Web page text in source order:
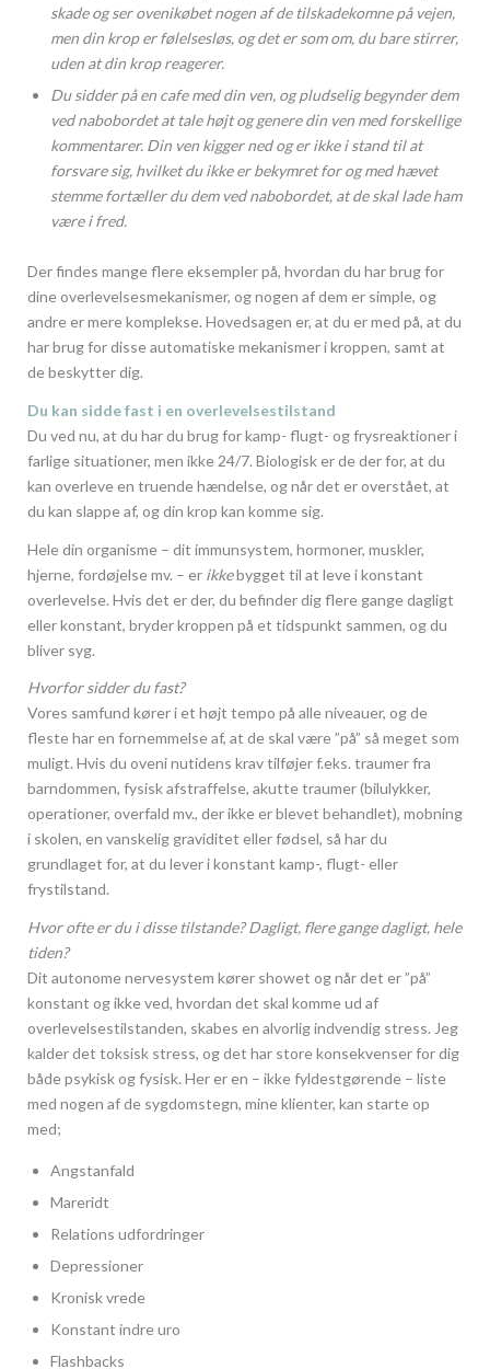
skade og ser ovenikøbet nogen af de tilskadekomne på vejen,
men din krop er følelsesløs, og det er som om, du bare stirrer,
uden at din krop reagerer.
Du sidder på en cafe med din ven, og pludselig begynder dem
ved nabobordet at tale højt og genere din ven med forskellige
kommentarer. Din ven kigger ned og er ikke i stand til at
forsvare sig, hvilket du ikke er bekymret for og med hævet
stemme fortæller du dem ved nabobordet, at de skal lade ham
være i fred.
Der findes mange flere eksempler på, hvordan du har brug for
dine overlevelsesmekanismer, og nogen af dem er simple, og
andre er mere komplekse. Hovedsagen er, at du er med på, at du
har brug for disse automatiske mekanismer i kroppen, samt at
de beskytter dig.
Du kan sidde fast i en overlevelsestilstand
Du ved nu, at du har du brug for kamp- flugt- og frysreaktioner i
farlige situationer, men ikke 24/7. Biologisk er de der for, at du
kan overleve en truende hændelse, og når det er overstået, at
du kan slappe af, og din krop kan komme sig.
Hele din organisme – dit immunsystem, hormoner, muskler,
hjerne, fordøjelse mv. – er ikkebygget til at leve i konstant
overlevelse. Hvis det er der, du befinder dig flere gange dagligt
eller konstant, bryder kroppen på et tidspunkt sammen, og du
bliver syg.
Hvorfor sidder du fast?
Vores samfund kører i et højt tempo på alle niveauer, og de
fleste har en fornemmelse af, at de skal være ”på” så meget som
muligt. Hvis du oveni nutidens krav tilføjer f.eks. traumer fra
barndommen, fysisk afstraffelse, akutte traumer (bilulykker,
operationer, overfald mv., der ikke er blevet behandlet), mobning
i skolen, en vanskelig graviditet eller fødsel, så har du
grundlaget for, at du lever i konstant kamp-, flugt- eller
frystilstand.
Hvor ofte er du i disse tilstande? Dagligt, flere gange dagligt, hele
tiden?
Dit autonome nervesystem kører showet og når det er ”på”
konstant og ikke ved, hvordan det skal komme ud af
overlevelsestilstanden, skabes en alvorlig indvendig stress. Jeg
kalder det toksisk stress, og det har store konsekvenser for dig
både psykisk og fysisk. Her er en – ikke fyldestgørende – liste
med nogen af de sygdomstegn, mine klienter, kan starte op
med;
Angstanfald
Mareridt
Relations udfordringer
Depressioner
Kronisk vrede
Konstant indre uro
Flashbacks